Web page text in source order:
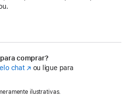
comprar?
chat(o
em
ou ligue para
ilustrativas.